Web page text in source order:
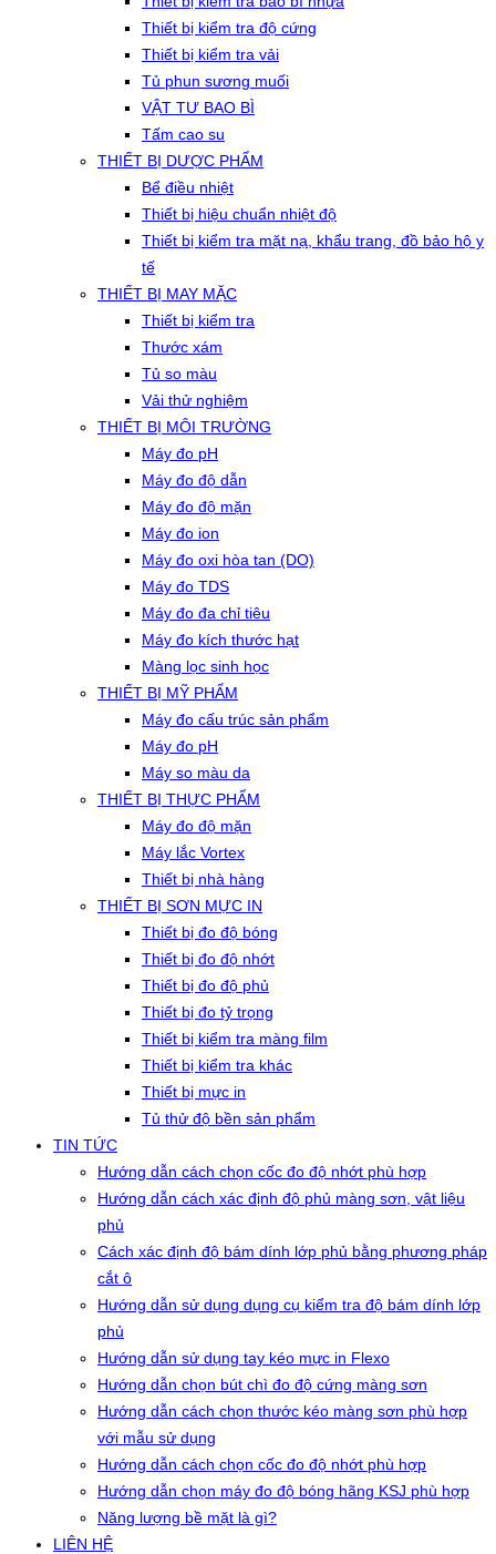
Thiết bị kiểm tra độ cứng
Thiết bị kiểm tra vải
Tủ phun sương muối
VẬT TƯ BAO BÌ
Tấm cao su
THIẾT BỊ DƯỢC PHẨM
Bể điều nhiệt
Thiết bị hiệu chuẩn nhiệt độ
Thiết bị kiểm tra mặt nạ, khẩu trang, đồ bảo hộ y
tế
THIẾT BỊ MAY MẶC
Thiết bị kiểm tra
Thước xám
Tủ so màu
Vải thử nghiệm
THIẾT BỊ MÔI TRƯỜNG
Máy đo pH
Máy đo độ dẫn
Máy đo độ mặn
Máy đo ion
Máy đo oxi hòa tan (DO)
Máy đo TDS
Máy đo đa chỉ tiêu
Máy đo kích thước hạt
Màng lọc sinh học
THIẾT BỊ MỸ PHẨM
Máy đo cấu trúc sản phẩm
Máy đo pH
Máy so màu da
THIẾT BỊ THỰC PHẨM
Máy đo độ mặn
Máy lắc Vortex
Thiết bị nhà hàng
THIẾT BỊ SƠN MỰC IN
Thiết bị đo độ bóng
Thiết bị đo độ nhớt
Thiết bị đo độ phủ
Thiết bị đo tỷ trọng
Thiết bị kiểm tra màng film
Thiết bị kiểm tra khác
Thiết bị mực in
Tủ thử độ bền sản phẩm
TIN TỨC
Hướng dẫn cách chọn cốc đo độ nhớt phù hợp
Hướng dẫn cách xác định độ phủ màng sơn, vật liệu
phủ
Cách xác định độ bám dính lớp phủ bằng phương pháp
cắt ô
Hướng dẫn sử dụng dụng cụ kiểm tra độ bám dính lớp
phủ
Hướng dẫn sử dụng tay kéo mực in Flexo
Hướng dẫn chọn bút chì đo độ cứng màng sơn
Hướng dẫn cách chọn thước kéo màng sơn phù hợp
với mẫu sử dụng
Hướng dẫn cách chọn cốc đo độ nhớt phù hợp
Hướng dẫn chọn máy đo độ bóng hãng KSJ phù hợp
Năng lượng bề mặt là gì?
LIÊN HỆ